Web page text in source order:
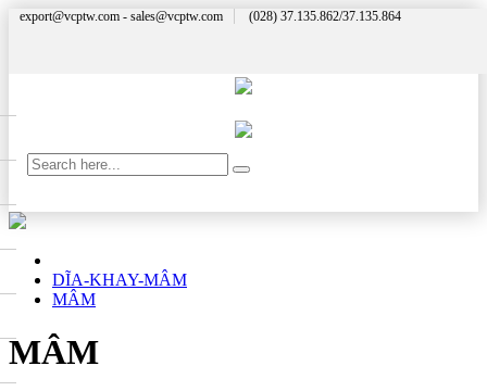
export@vcptw.com - sales@vcptw.com (028) 37.135.862/37.135.864
DĨA-KHAY-MÂM
MÂM
MÂM